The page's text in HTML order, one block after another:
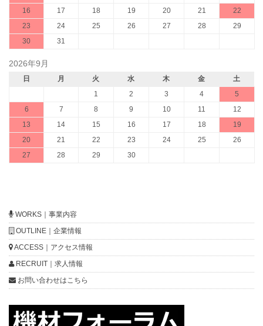
16
17 18 19 20 21
22
23
24 25 26 27 28
29
30
31
2026年9月
日 月 火 水 木 金
土
1
2 3 4
5
6
7 8 9 10 11
12
13
14 15 16 17 18
19
20
21 22 23 24 25
26
27
28 29 30
WORKS｜事業内容
OUTLINE｜企業情報
ACCESS｜アクセス情報
RECRUIT｜求人情報
お問い合わせはこちら